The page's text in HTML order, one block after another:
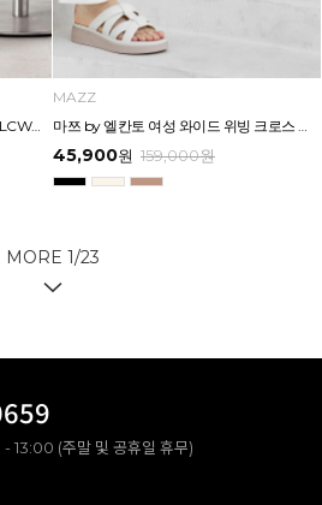
엘칸토 여성 트위드 청키 샌들 6CM LCWW56U626
MAZZ
45,900원 159,000원
MORE 1/23
13:00 (주말 및 공휴일 휴무)